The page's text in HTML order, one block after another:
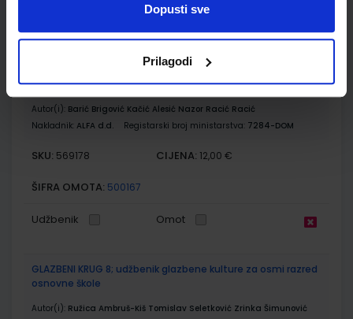
Dopusti sve
Prilagodi
Omot
POVIJEST 8; radna bilježnica iz povijesti za osmi razred
osnovne škole
Autor(i): Barić Brigović Kačić Alesić Nazor Racić Racić
Nakladnik: ALFA d.d. Registarski broj ministarstva: 7284-DOM
SKU: 569178 CIJENA: 12,00 €
ŠIFRA OMOTA: 500167
Udžbenik Omot
GLAZBENI KRUG 8; udžbenik glazbene kulture za osmi razred
osnovne škole
Autor(i): Ružica Ambruš-Kiš Tomislav Seletković Zrinka Šimunović